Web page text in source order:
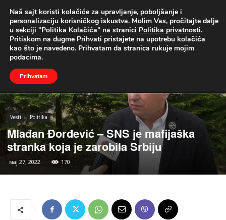
UŽIVO
Naslovna Vesti Politika
Vesti Politika
Mlađan Đorđević – SNS je mafijaška
stranka koja je zarobila Srbiju
мај 27, 2022 170
Naš sajt koristi kolačiće za upravljanje, poboljšanje i
personalizaciju korisničkog iskustva. Molim Vas, pročitajte dalje
u sekciji "Politika Kolačića" na stranici Politika privatnosti.
Pritiskom na dugme Prihvati pristajete na upotrebu kolačića
kao što je navedeno. Prihvatam da stranica rukuje mojim
podacima.
Prihvatam